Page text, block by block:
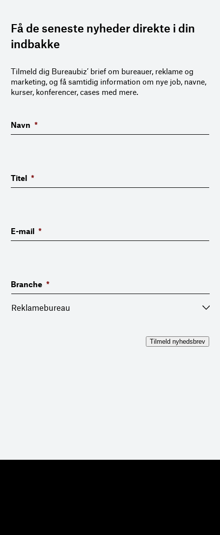
Få de seneste nyheder direkte i din
indbakke
Tilmeld dig Bureaubiz’ brief om bureauer, reklame og
marketing, og få samtidig information om nye job, navne,
kurser, konferencer, cases med mere.
Navn *
Titel *
E-mail *
Branche *
Tilmeld nyhedsbrev